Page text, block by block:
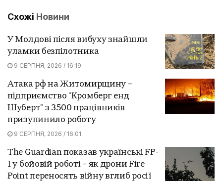
Схожі Новини
У Молдові після вибуху знайшли
уламки безпілотника
9 СЕРПНЯ, 2026 / 16:19
Атака рф на Житомирщину –
підприємство "Кромберг енд
Шуберт" з 3500 працівників
призупинило роботу
9 СЕРПНЯ, 2026 / 16:01
The Guardian показав українські FP-
1 у бойовій роботі – як дрони Fire
Point переносять війну вглиб росії